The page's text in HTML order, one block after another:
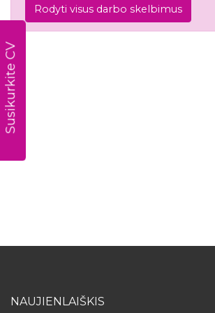
Susikurkite CV
Rodyti visus darbo skelbimus
NAUJIENLAIŠKIS